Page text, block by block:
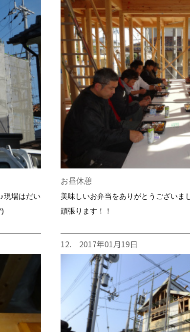
現場はだい
お昼休憩
美味しいお弁当をありがとうございま
頑張ります！！
12. 2017年01月19日